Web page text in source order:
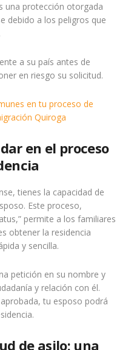
una protección otorgada
debido a los peligros que
a su país antes de
en riesgo su solicitud.
en tu proceso de
Quiroga
en el proceso
tienes la capacidad de
Este proceso,
permite a los familiares
obtener la residencia
y sencilla.
petición en su nombre y
y relación con él.
tu esposo podrá
de asilo: una